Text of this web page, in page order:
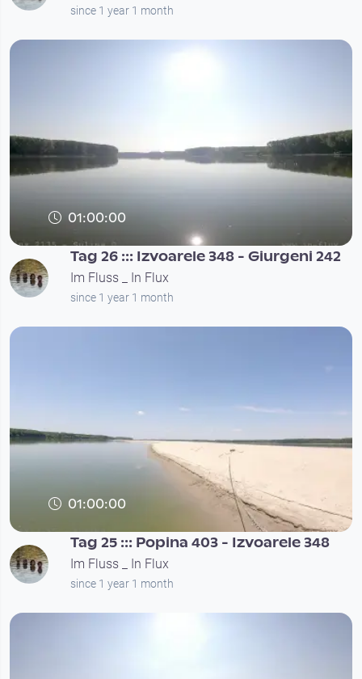
since 1 year 1 month
01:00:00
Tag 26 ::: Izvoarele 348 - Giurgeni 242
Im Fluss _ In Flux
since 1 year 1 month
01:00:00
Tag 25 ::: Popina 403 - Izvoarele 348
Im Fluss _ In Flux
since 1 year 1 month